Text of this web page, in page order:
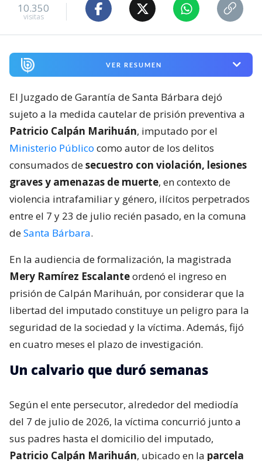
10.350
visitas
VER RESUMEN
El Juzgado de Garantía de Santa Bárbara dejó
sujeto a la medida cautelar de prisión preventiva a
Patricio Calpán Marihuán, imputado por el
Ministerio Público como autor de los delitos
consumados desecuestro con violación, lesiones
graves y amenazas de muerte, en contexto de
violencia intrafamiliar y género, ilícitos perpetrados
entre el 7 y 23 de julio recién pasado, en la comuna
deSanta Bárbara.
En la audiencia de formalización, la magistrada
Mery Ramírez Escalanteordenó el ingreso en
prisión de Calpán Marihuán, por considerar que la
libertad del imputado constituye un peligro para la
seguridad de la sociedad y la víctima. Además, fijó
en cuatro meses el plazo de investigación.
Un calvario que duró semanas
Según el ente persecutor, alrededor del mediodía
del 7 de julio de 2026, la víctima concurrió junto a
sus padres hasta el domicilio del imputado,
Patricio Calpán Marihuán, ubicado en la parcela